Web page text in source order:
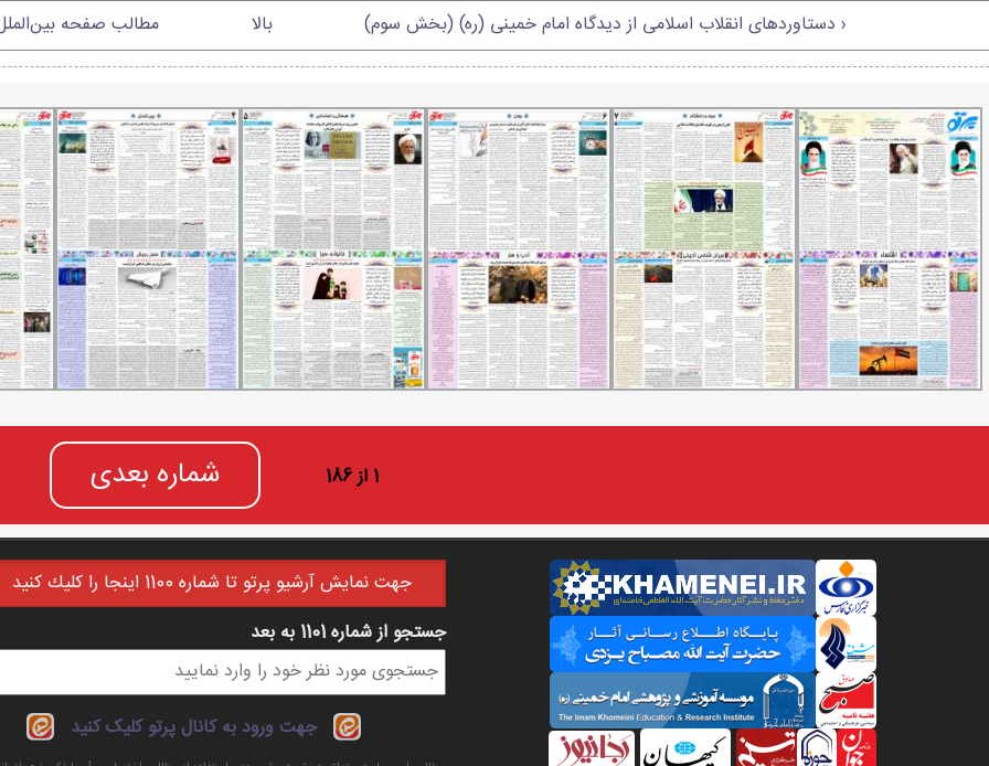
‹ دستاوردهای انقلاب اسلامی از دیدگاه امام خمینی (ره) (بخش سوم)
بالا مطالب صفحه بین‌الملل
1 از 186 شماره بعدی
جهت نمايش آرشيو پرتو تا شماره 1100 اينجا را كليك كنيد
فرم جستجو
جستجو از شماره 1101 به بعد
جهت ورود به کانال پرتو کلیک کنید